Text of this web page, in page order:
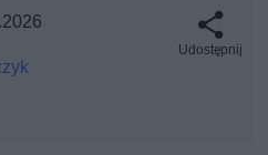
Udostępnij